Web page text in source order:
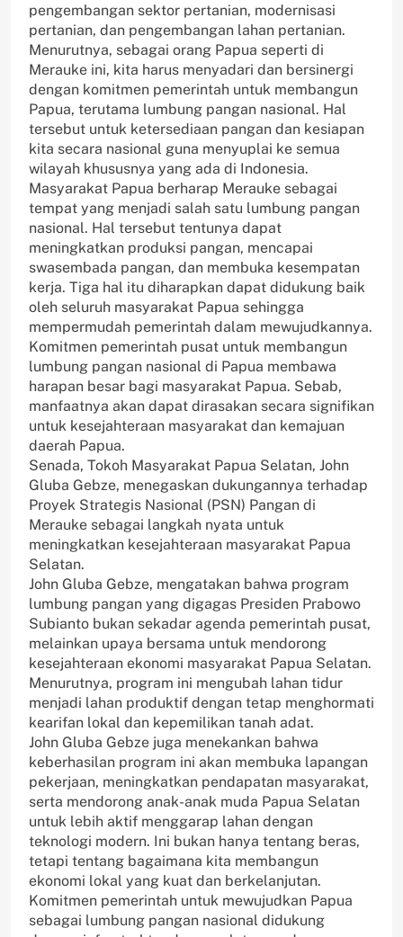
pengembangan sektor pertanian, modernisasi
pertanian, dan pengembangan lahan pertanian.
Menurutnya, sebagai orang Papua seperti di
Merauke ini, kita harus menyadari dan bersinergi
dengan komitmen pemerintah untuk membangun
Papua, terutama lumbung pangan nasional. Hal
tersebut untuk ketersediaan pangan dan kesiapan
kita secara nasional guna menyuplai ke semua
wilayah khususnya yang ada di Indonesia.
Masyarakat Papua berharap Merauke sebagai
tempat yang menjadi salah satu lumbung pangan
nasional. Hal tersebut tentunya dapat
meningkatkan produksi pangan, mencapai
swasembada pangan, dan membuka kesempatan
kerja. Tiga hal itu diharapkan dapat didukung baik
oleh seluruh masyarakat Papua sehingga
mempermudah pemerintah dalam mewujudkannya.
Komitmen pemerintah pusat untuk membangun
lumbung pangan nasional di Papua membawa
harapan besar bagi masyarakat Papua. Sebab,
manfaatnya akan dapat dirasakan secara signifikan
untuk kesejahteraan masyarakat dan kemajuan
daerah Papua.
Senada, Tokoh Masyarakat Papua Selatan, John
Gluba Gebze, menegaskan dukungannya terhadap
Proyek Strategis Nasional (PSN) Pangan di
Merauke sebagai langkah nyata untuk
meningkatkan kesejahteraan masyarakat Papua
Selatan.
John Gluba Gebze, mengatakan bahwa program
lumbung pangan yang digagas Presiden Prabowo
Subianto bukan sekadar agenda pemerintah pusat,
melainkan upaya bersama untuk mendorong
kesejahteraan ekonomi masyarakat Papua Selatan.
Menurutnya, program ini mengubah lahan tidur
menjadi lahan produktif dengan tetap menghormati
kearifan lokal dan kepemilikan tanah adat.
John Gluba Gebze juga menekankan bahwa
keberhasilan program ini akan membuka lapangan
pekerjaan, meningkatkan pendapatan masyarakat,
serta mendorong anak-anak muda Papua Selatan
untuk lebih aktif menggarap lahan dengan
teknologi modern. Ini bukan hanya tentang beras,
tetapi tentang bagaimana kita membangun
ekonomi lokal yang kuat dan berkelanjutan.
Komitmen pemerintah untuk mewujudkan Papua
sebagai lumbung pangan nasional didukung